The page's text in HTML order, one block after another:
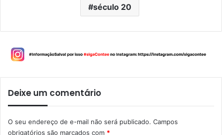
século 20
Deixe um comentário
O seu endereço de e-mail não será publicado. Campos
obrigatórios são marcados com *